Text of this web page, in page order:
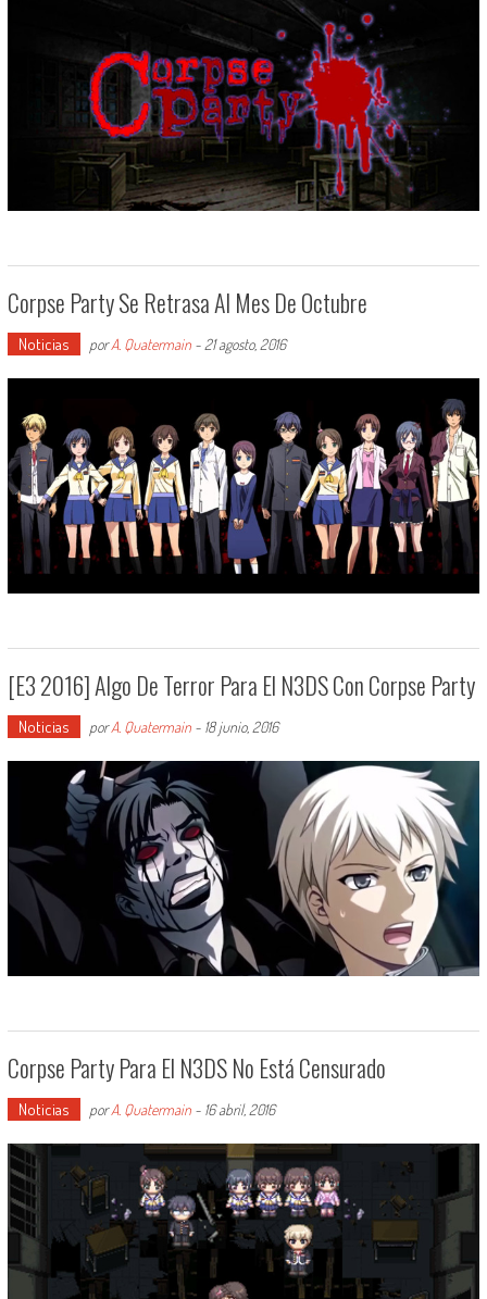
Corpse Party Se Retrasa Al Mes De Octubre
Noticias porA. Quatermain- 21 agosto, 2016
[E3 2016] Algo De Terror Para El N3DS Con Corpse Party
Noticias porA. Quatermain- 18 junio, 2016
Corpse Party Para El N3DS No Está Censurado
Noticias porA. Quatermain- 16 abril, 2016